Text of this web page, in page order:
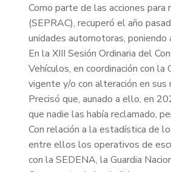
Como parte de las acciones
(SEPRAC), recuperó el año
unidades automotoras,
En la XIII Sesión Ordinaria del
Vehículos, en coordinación con
vigente y/o con alteración en sus
Precisó que, aunado a ello, en
que nadie las había reclamado,
Con relación a la estadística de
entre ellos los operativos de
con la SEDENA, la Guardia